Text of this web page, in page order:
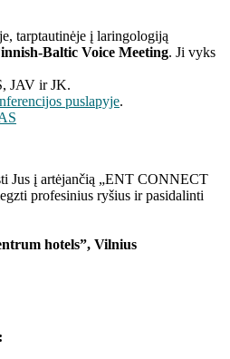
tarptautinėje į laringologiją
Baltic Voice Meeting. Ji vyks
JAV ir JK.
puslapyje.
Jus į artėjančią „ENT CONNECT
profesinius ryšius ir pasidalinti
hotels”, Vilnius